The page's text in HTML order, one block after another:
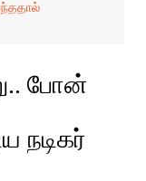
போன்
நடிகர்